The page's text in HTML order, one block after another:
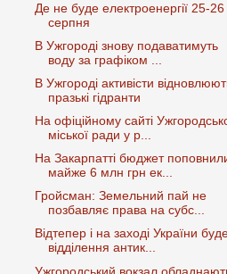
Де не буде електроенергії 25-26
серпня
В Ужгороді знову подаватимуть
воду за графіком ...
В Ужгороді активісти
празькі гідранти
На офіційному сайті
міської ради у р...
На Закарпатті бюджет
майже 6 млн грн ек...
Гройсман: Земельний пай не
позбавляє права на субс...
Відтепер і на заході України
відділення антик...
Ужгородський вокзал